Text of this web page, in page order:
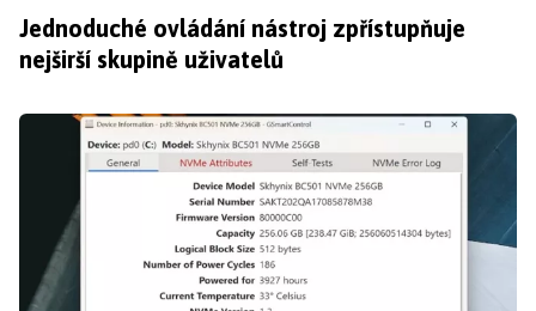
Jednoduché ovládání nástroj zpřístupňuje
nejširší skupině uživatelů